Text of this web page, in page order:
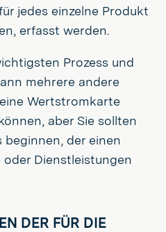
jedes einzelne Produkt
erfasst werden.
Prozess und
mehrere andere
Wertstromkarte
aber Sie sollten
beginnen, der einen
Dienstleistungen
DER FÜR DIE